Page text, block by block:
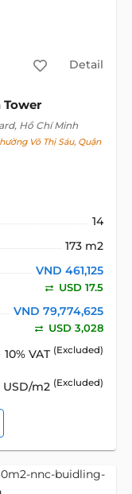
Detail
Tower
Hồ Chí Minh
Võ Thị Sáu, Quận
14
173 m2
VND 461,125
USD 17.5
VND 79,774,625
USD 3,028
10% VAT (Excluded)
USD/m2 (Excluded)